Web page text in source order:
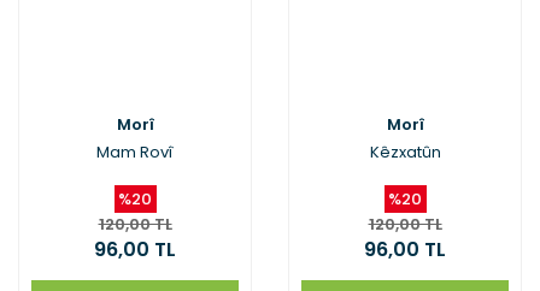
Morî
Mam Rovî
%20
120,00 TL
96,00 TL
Morî
Kêzxatûn
%20
120,00 TL
96,00 TL